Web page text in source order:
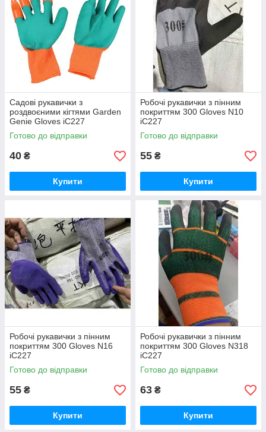
Садові рукавички з
роздвоєними кігтями Garden
Genie Gloves iC227
Готово до відправки
40 ₴
Купити
Робочі рукавички з пінним
покриттям 300 Gloves N10
iC227
Готово до відправки
55 ₴
Купити
Робочі рукавички з пінним
покриттям 300 Gloves N16
iC227
Готово до відправки
55 ₴
Купити
Робочі рукавички з пінним
покриттям 300 Gloves N318
iC227
Готово до відправки
63 ₴
Купити